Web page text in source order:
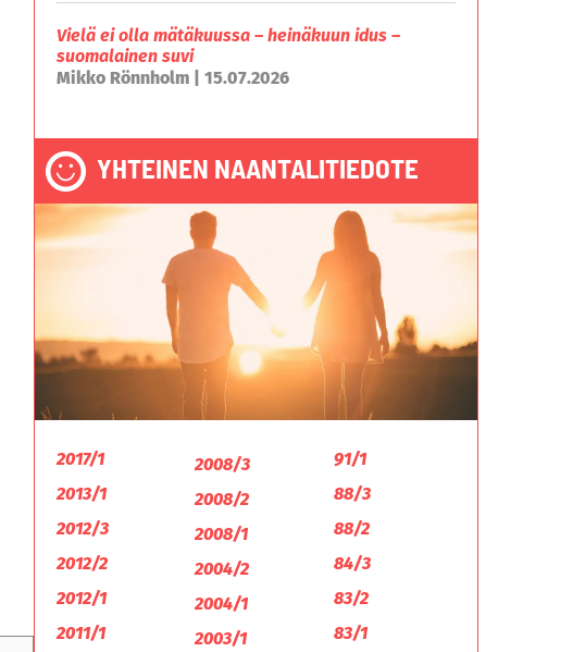
Vielä ei olla mätäkuussa – heinäkuun idus –
suomalainen suvi
Mikko Rönnholm | 15.07.2026
YHTEINEN NAANTALITIEDOTE
2017/1
2013/1
2012/3
2012/2
2012/1
2011/1
2008/3
2008/2
2008/1
2004/2
2004/1
2003/1
91/1
88/3
88/2
84/3
83/2
83/1